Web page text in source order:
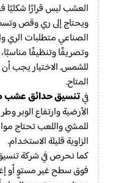
العشب ليس قرارًا
ويحتاج إلى ري وقص
الصناعي متطلبات الري
وتصريفًا وتنظيفًا
للشمس. الاختيار يجب
المتاح.
فيتنسيق حدائق عشب
الأرضية وارتفاع الوبر
للمشي واللعب تحتاج
الزاوية قليلة الاستخدام.
كما نحرص في شركة
فوق سطح غير مستوٍ أو